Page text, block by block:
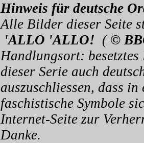
Hinweis für deutsche
Alle Bilder dieser Seite
'ALLO 'ALLO! ( ©
Handlungsort:
dieser Serie auch
auszuschliessen, dass in
faschistische Symbole
Internet-Seite zur
Danke.